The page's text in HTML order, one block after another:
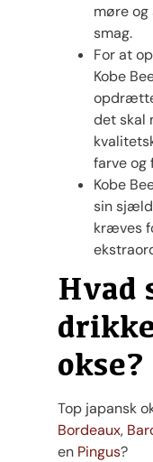
møre
smag.
For at
Kobe
det skal
farve og
Kobe
sin
kræves
Hvad
okse?
Top japansk
Bordeaux,
en Pingus?